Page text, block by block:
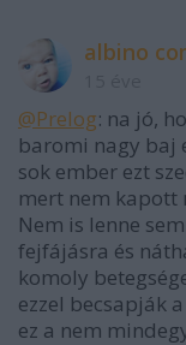
albino
@Prelog: na jó,
baromi nagy baj
sok ember ezt
mert nem kapott
Nem is lenne
fejfájásra és
komoly
ezzel becsapják
ez a nem